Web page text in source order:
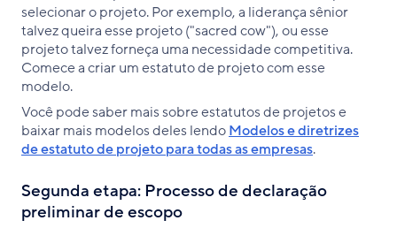
selecionar o projeto. Por exemplo, a liderança sênior
talvez queira esse projeto ("sacred cow"), ou esse
projeto talvez forneça uma necessidade competitiva.
Comece a criar um estatuto de projeto com esse
modelo.
Você pode saber mais sobre estatutos de projetos e
baixar mais modelos deles lendoModelos e diretrizes
de estatuto de projeto para todas as empresas.
Segunda etapa: Processo de declaração
preliminar de escopo